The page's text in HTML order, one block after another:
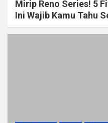
Mirip Reno Series! 5
Ini Wajib Kamu Tahu